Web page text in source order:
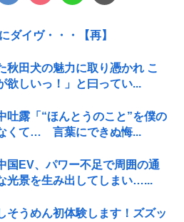
ダイヴ・・・【再】
秋田犬の魅力に取り憑かれ こ
欲しいっ！」と曰ってい...
吐露「“ほんとうのこと”を僕の
くて… 言葉にできぬ悔...
国EV、パワー不足で周囲の通
光景を生み出してしまい…...
そうめん初体験します！ズズッ